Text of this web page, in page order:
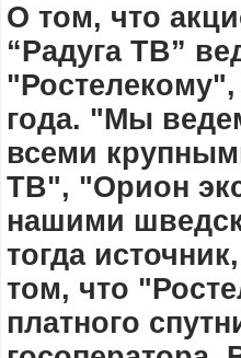
О том, что
“Радуга ТВ”
года. "Мы
всеми
ТВ", "Орион
нашими
тогда
том, что
платного